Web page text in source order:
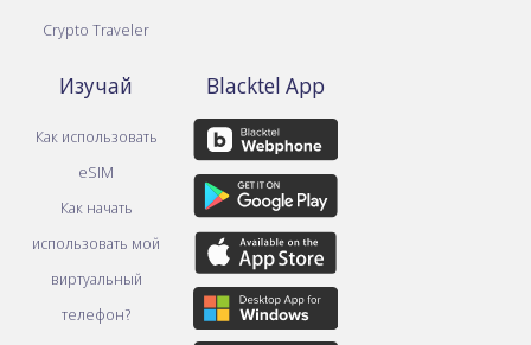
Crypto Traveler
Изучай
Как использовать
eSIM
Как начать
использовать мой
виртуальный
телефон?
Blacktel App